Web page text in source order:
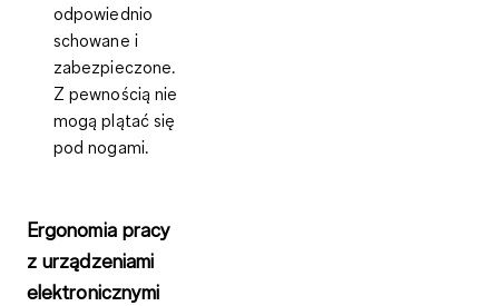
odpowiednio
schowane i
zabezpieczone.
Z pewnością nie
mogą plątać się
pod nogami.
Ergonomia pracy
z urządzeniami
elektronicznymi